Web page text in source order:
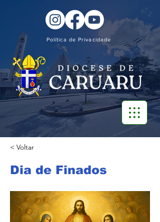
Política de Privacidade
< Voltar
Dia de Finados